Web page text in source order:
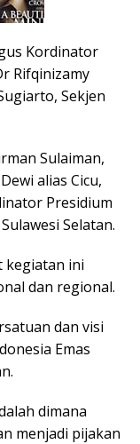
Kordinator
Rifqinizamy
Sekjen
Sulaiman,
alias Cicu,
Presidium
Selatan.
kegiatan ini
dan regional.
dan visi
Emas
dimana
menjadi pijakan